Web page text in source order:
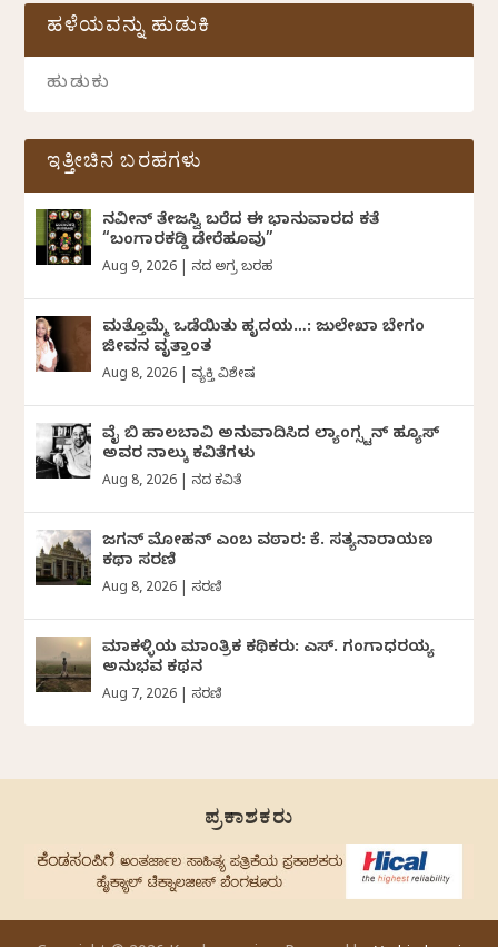
ಹಳೆಯವನ್ನು ಹುಡುಕಿ
ಇತ್ತೀಚಿನ ಬರಹಗಳು
ನವೀನ್‌ ತೇಜಸ್ವಿ ಬರೆದ ಈ ಭಾನುವಾರದ ಕತೆ
“ಬಂಗಾರಕಡ್ಡಿ ಡೇರೆಹೂವು”
Aug 9, 2026 ದಿನದ ಅಗ್ರ ಬರಹ
ಮತ್ತೊಮ್ಮೆ ಒಡೆಯಿತು ಹೃದಯ…: ಜುಲೇಖಾ ಬೇಗಂ
ಜೀವನ ವೃತ್ತಾಂತ
Aug 8, 2026 ವ್ಯಕ್ತಿ ವಿಶೇಷ
ವೈ ಬಿ ಹಾಲಬಾವಿ ಅನುವಾದಿಸಿದ ಲ್ಯಾಂಗ್ಸ್ಟನ್ ಹ್ಯೂಸ್
ಅವರ ನಾಲ್ಕು ಕವಿತೆಗಳು
Aug 8, 2026 ದಿನದ ಕವಿತೆ
ಜಗನ್‌ ಮೋಹನ್‌ ಎಂಬ ವಠಾರ: ಕೆ. ಸತ್ಯನಾರಾಯಣ
ಕಥಾ ಸರಣಿ
Aug 8, 2026 ಸರಣಿ
ಮಾಕಳ್ಳಿಯ ಮಾಂತ್ರಿಕ ಕಥಿಕರು: ಎಸ್. ಗಂಗಾಧರಯ್ಯ
ಅನುಭವ ಕಥನ
Aug 7, 2026 ಸರಣಿ
ಪ್ರಕಾಶಕರು